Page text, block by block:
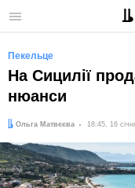
Меню
Пекельце
На Сицилії
нюанси
Автор:
Ольга Матвєєва
Дата: 18:45, 16